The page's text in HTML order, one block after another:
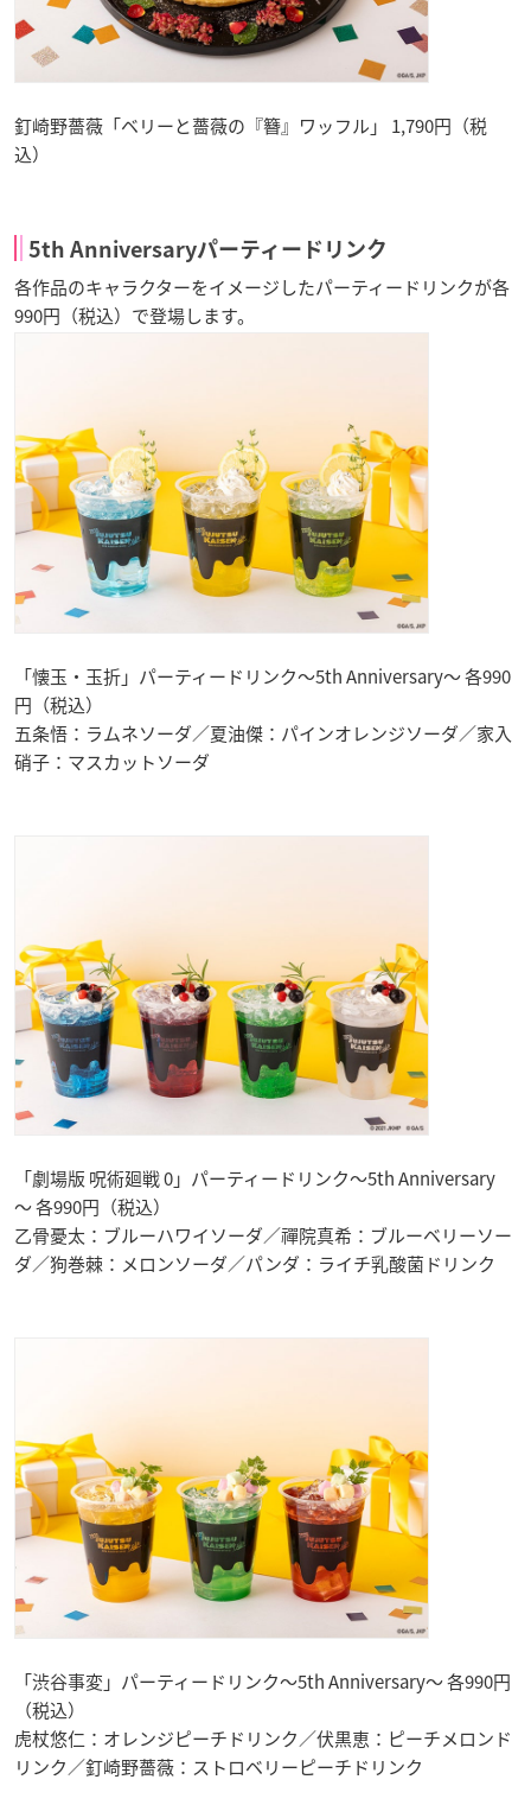
釘崎野薔薇「ベリーと薔薇の『簪』ワッフル」 1,790円（税
込）
5th Anniversaryパーティードリンク
各作品のキャラクターをイメージしたパーティードリンクが各
990円（税込）で登場します。
「懐玉・玉折」パーティードリンク～5th Anniversary～ 各990
円（税込）
五条悟：ラムネソーダ／夏油傑：パインオレンジソーダ／家入
硝子：マスカットソーダ
「劇場版 呪術廻戦 0」パーティードリンク～5th Anniversary
～ 各990円（税込）
乙骨憂太：ブルーハワイソーダ／禪院真希：ブルーベリーソー
ダ／狗巻棘：メロンソーダ／パンダ：ライチ乳酸菌ドリンク
「渋谷事変」パーティードリンク～5th Anniversary～ 各990円
（税込）
虎杖悠仁：オレンジピーチドリンク／伏黒恵：ピーチメロンド
リンク／釘崎野薔薇：ストロベリーピーチドリンク